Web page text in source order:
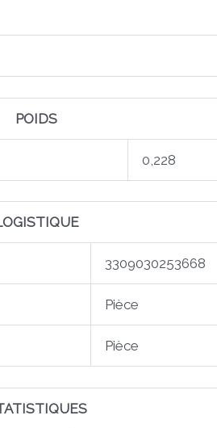
POIDS
0,228
3309030253668
Pièce
Pièce